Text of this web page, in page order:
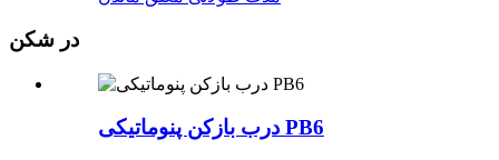
در شکن
درب بازکن پنوماتیکی PB6